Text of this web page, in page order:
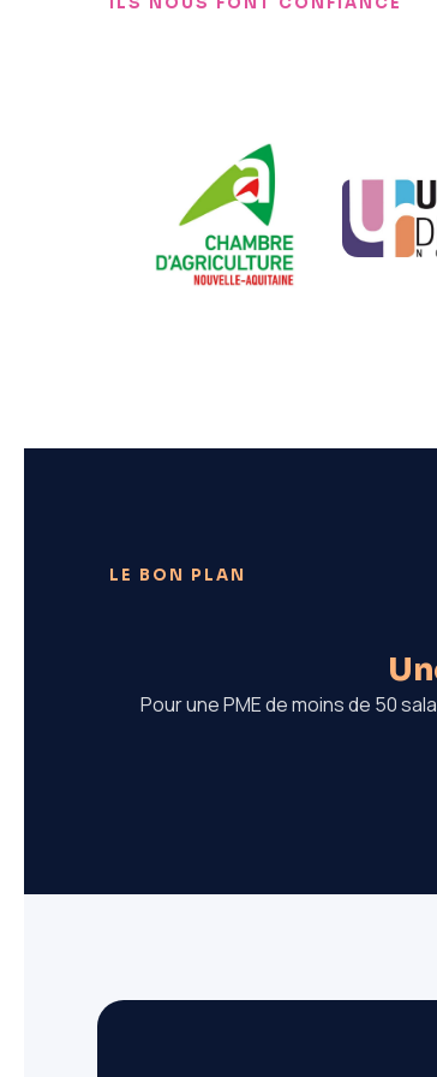
LE BON PLAN
Pour une PME de moins de 50